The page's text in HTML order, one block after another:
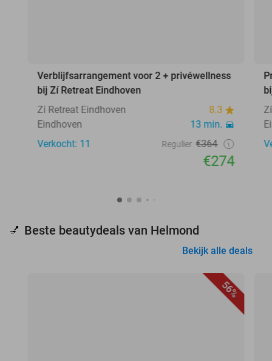
Verblijfsarrangement voor 2 + privéwellness
bij Zí Retreat Eindhoven
Zí Retreat Eindhoven
8.3
Eindhoven
13 min.
Verkocht: 11
Regulier €364
€274
💅 Beste beautydeals van Helmond
Bekijk alle deals
56%